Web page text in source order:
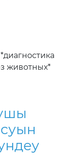
животных*